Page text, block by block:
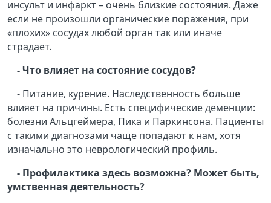
инсульт и инфаркт – очень близкие состояния. Даже
если не произошли органические поражения, при
«плохих» сосудах любой орган так или иначе
страдает.
- Что влияет на состояние сосудов?
- Питание, курение. Наследственность больше
влияет на причины. Есть специфические деменции:
болезни Альцгеймера, Пика и Паркинсона. Пациенты
с такими диагнозами чаще попадают к нам, хотя
изначально это неврологический профиль.
- Профилактика здесь возможна? Может быть,
умственная деятельность?